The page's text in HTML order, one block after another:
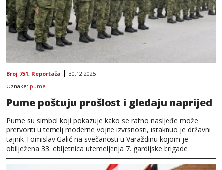
Broj 751, Reportaža
30.12.2025
Oznake: pume
Pume poštuju prošlost i gledaju naprijed
Pume su simbol koji pokazuje kako se ratno nasljeđe može
pretvoriti u temelj moderne vojne izvrsnosti, istaknuo je državni
tajnik Tomislav Galić na svečanosti u Varaždinu kojom je
obilježena 33. obljetnica utemeljenja 7. gardijske brigade